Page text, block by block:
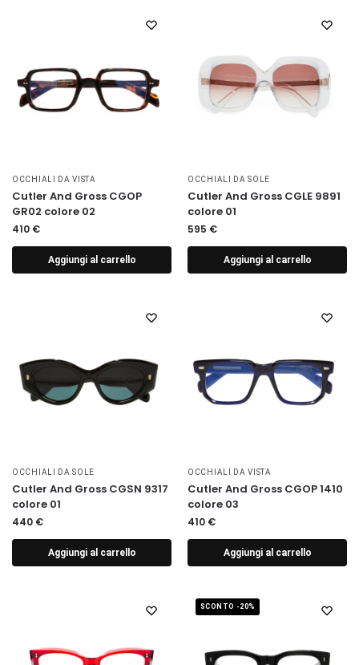
OCCHIALI DA VISTA
Cutler And Gross CGOP
GR02 colore 02
410 €
Aggiungi al carrello
OCCHIALI DA SOLE
Cutler And Gross CGLE 9891
colore 01
595 €
Aggiungi al carrello
OCCHIALI DA SOLE
Cutler And Gross CGSN 9317
colore 01
440 €
Aggiungi al carrello
OCCHIALI DA VISTA
Cutler And Gross CGOP 1410
colore 03
410 €
Aggiungi al carrello
SCONTO -20%